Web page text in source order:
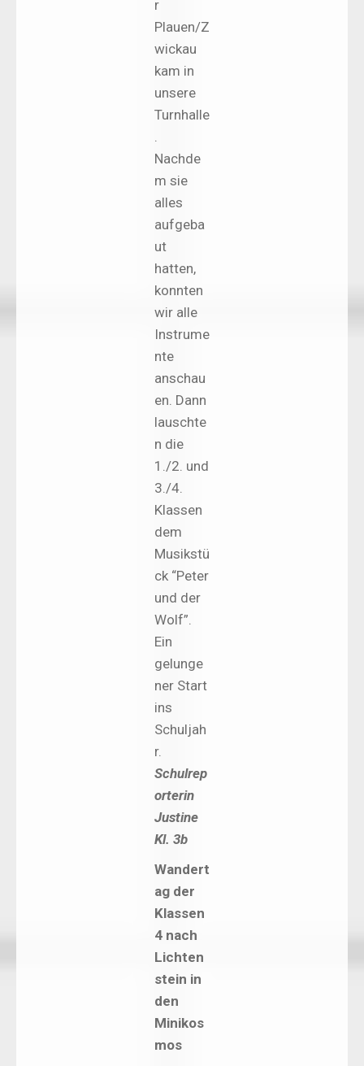
r
Plauen/Z
wickau
kam in
unsere
Turnhalle
.
Nachde
m sie
alles
aufgeba
ut
hatten,
konnten
wir alle
Instrume
nte
anschau
en. Dann
lauschte
n die
1./2. und
3./4.
Klassen
dem
Musikstü
ck “Peter
und der
Wolf”.
Ein
gelunge
ner Start
ins
Schuljah
r.
Schulrep
orterin
Justine
Kl. 3b
Wandert
ag der
Klassen
4 nach
Lichten
stein in
den
Minikos
mos